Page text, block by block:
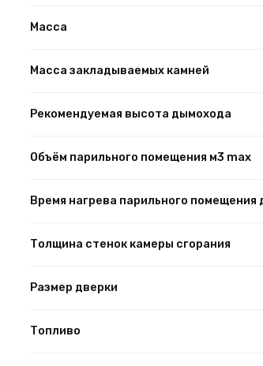
Масса
Масса закладываемых камней
Рекомендуемая высота дымохода
Объём парильного помещения м3 max
Время нагрева парильного помещения
Толщина стенок камеры сгорания
Размер дверки
Топливо